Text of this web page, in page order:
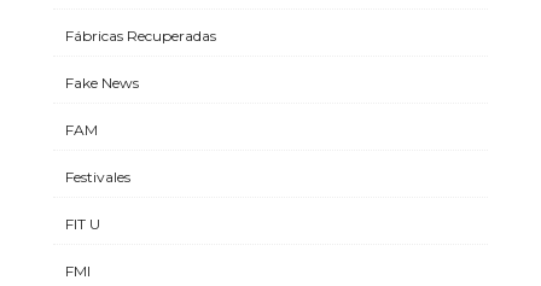
Fábricas Recuperadas
Fake News
FAM
Festivales
FIT U
FMI